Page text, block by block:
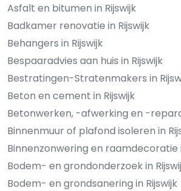
Asfalt en bitumen in Rijswijk
Badkamer renovatie in Rijswijk
Behangers in Rijswijk
Bespaaradvies aan huis in Rijswijk
Bestratingen-Stratenmakers in
Beton en cement in Rijswijk
Betonwerken, -afwerking en -
Binnenmuur of plafond isoleren in
Binnenzonwering en raamdecoratie
Bodem- en grondonderzoek in
Bodem- en grondsanering in Rijswijk